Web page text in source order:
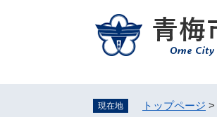
現在地 トップページ >